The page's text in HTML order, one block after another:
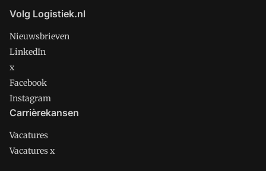
Volg Logistiek.nl
Nieuwsbrieven
LinkedIn
x
Facebook
Instagram
Carrièrekansen
Vacatures
Vacatures x